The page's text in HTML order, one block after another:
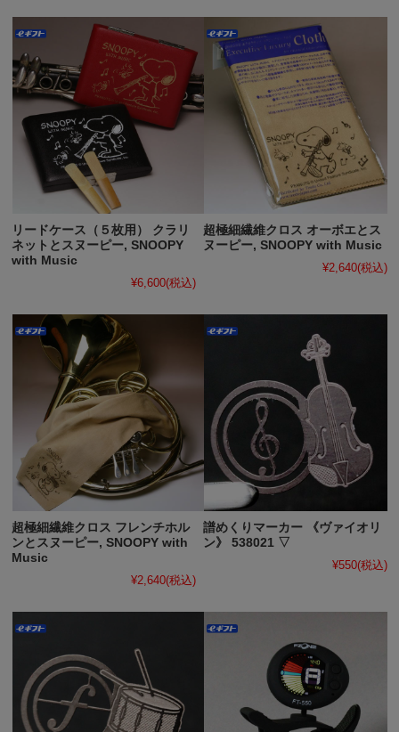
リードケース（５枚用） クラリ
ネットとスヌーピー, SNOOPY
with Music
¥6,600(税込)
超極細繊維クロス オーボエとス
ヌーピー, SNOOPY with Music
¥2,640(税込)
超極細繊維クロス フレンチホル
ンとスヌーピー, SNOOPY with
Music
¥2,640(税込)
譜めくりマーカー 《ヴァイオリ
ン》 538021 ▽
¥550(税込)